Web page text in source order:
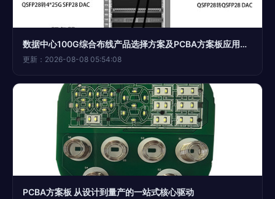
数据中心100G综合布线产品选择方案及PCBA方案板应用解析
更新：2026-08-08 05:54:08
PCBA方案板 从设计到量产的一站式核心驱动